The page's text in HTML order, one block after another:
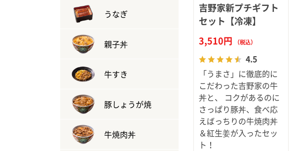
うなぎ
親子丼
牛すき
豚しょうが焼
牛焼肉丼
吉野家新プチギフト
セット【冷凍】
3,510円
（税込）
4.5
「うまさ」に徹底的に
こだわった吉野家の牛
丼と、 コクがあるのに
さっぱり豚丼、食べ応
えばっちりの牛焼肉丼
＆紅生姜が入ったセッ
ト！